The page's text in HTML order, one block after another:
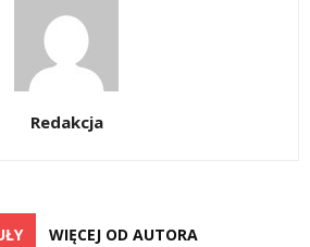
Redakcja
WIĘCEJ OD AUTORA